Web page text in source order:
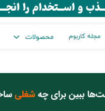
مجله کاربوم محصولات